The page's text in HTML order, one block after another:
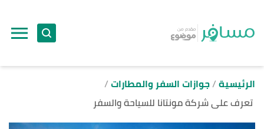
الرئيسية جوازات السفر والمطارات
تعرف على شركة مونتانا للسياحة والسفر